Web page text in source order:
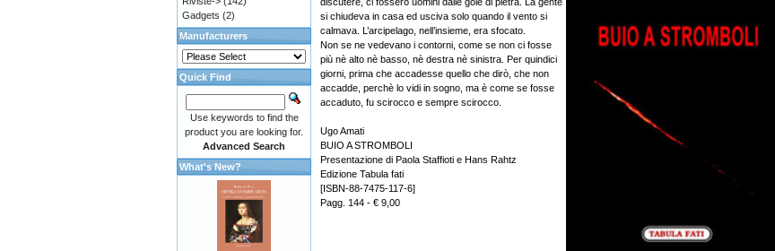
si chiudeva in casa ed usciva solo quando il vento si
calmava. L’arcipelago, nell’insieme, era sfocato.
Non se ne vedevano i contorni, come se non ci fosse
più nè alto nè basso, nè destra nè sinistra. Per quindici
giorni, prima che accadesse quello che dirò, che non
accadde, perchè lo vidi in sogno, ma è come se fosse
accaduto, fu scirocco e sempre scirocco.
Ugo Amati
BUIO A STROMBOLI
Presentazione di Paola Staffioti e Hans Rahtz
Edizione Tabula fati
[ISBN-88-7475-117-6]
Pagg. 144 - € 9,00
Gadgets (2)
Manufacturers
Quick Find
Use keywords to find the
product you are looking for.
Advanced Search
What's New?